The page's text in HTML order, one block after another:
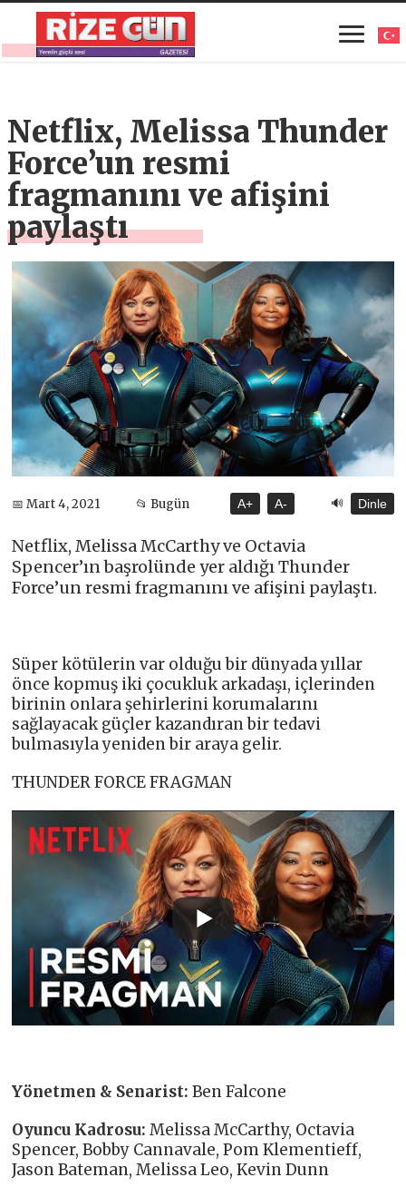
Netflix, Melissa Thunder
Force’un resmi
fragmanını ve afişini
paylaştı
📅 Mart 4, 2021 📂 Bugün A+ A- 🔊 Dinle
Netflix, Melissa McCarthy ve Octavia
Spencer’ın başrolünde yer aldığı Thunder
Force’un resmi fragmanını ve afişini paylaştı.
Süper kötülerin var olduğu bir dünyada yıllar
önce kopmuş iki çocukluk arkadaşı, içlerinden
birinin onlara şehirlerini korumalarını
sağlayacak güçler kazandıran bir tedavi
bulmasıyla yeniden bir araya gelir.
THUNDER FORCE FRAGMAN
Yönetmen & Senarist: Ben Falcone
Oyuncu Kadrosu: Melissa McCarthy, Octavia
Spencer, Bobby Cannavale, Pom Klementieff,
Jason Bateman, Melissa Leo, Kevin Dunn